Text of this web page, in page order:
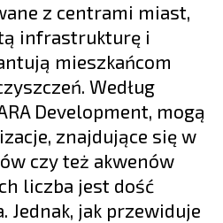
z centrami miast,
infrastrukturę i
mieszkańcom
Według
Development, mogą
znajdujące się w
czy też akwenów
liczba jest dość
Jednak, jak przewiduje